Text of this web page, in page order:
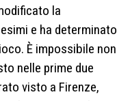
la
e ha determinato
È impossibile non
nelle prime due
visto a Firenze,